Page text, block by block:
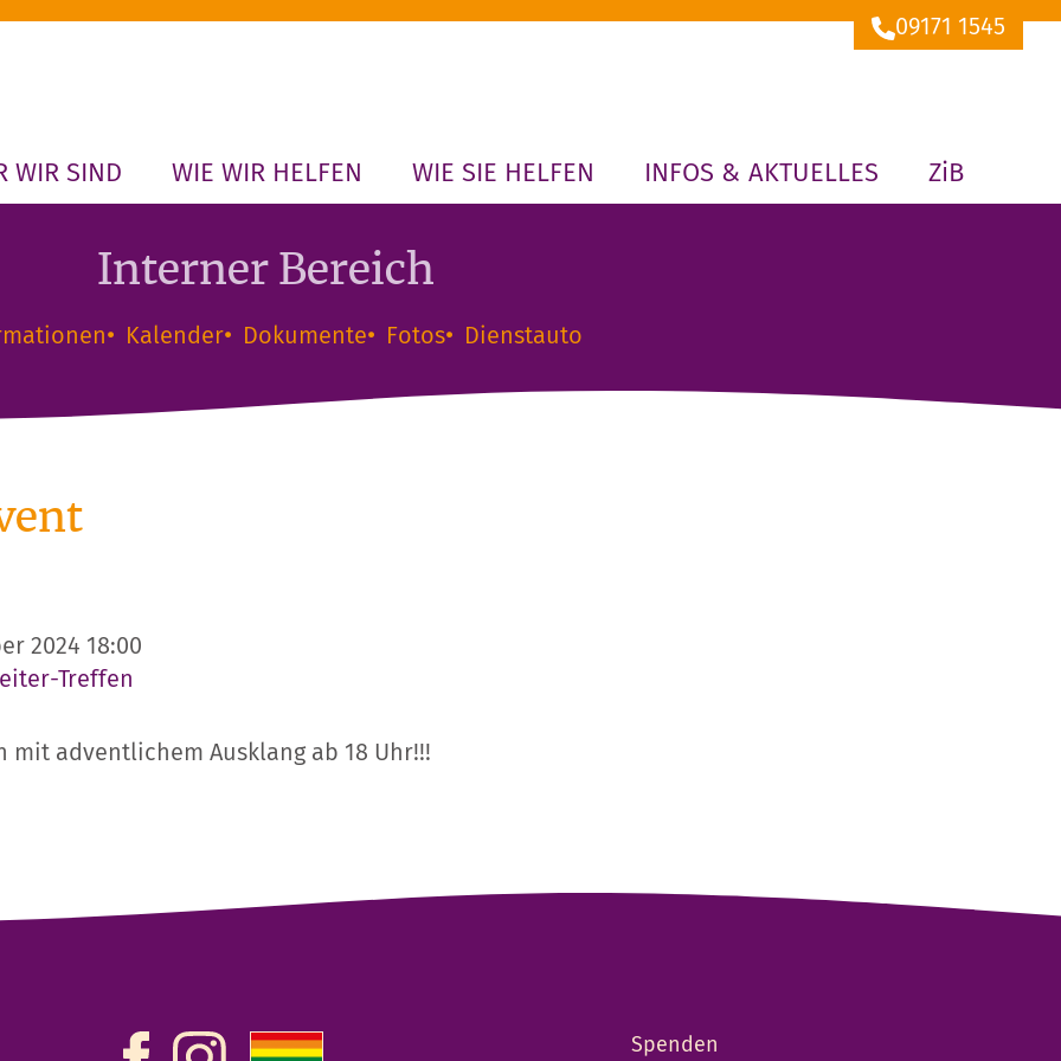
09171 1545
WIR SIND WIE WIR HELFEN WIE SIE HELFEN INFOS & AKTUELLES ZiB
Interner Bereich
Kalender Dokumente Fotos Dienstauto
2024 18:00
Treffen
adventlichem Ausklang ab 18 Uhr!!!
Spenden